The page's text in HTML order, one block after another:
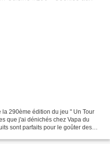
la 290ème édition du jeu " Un Tour
que j'ai dénichés chez Vapa du
sont parfaits pour le goûter des